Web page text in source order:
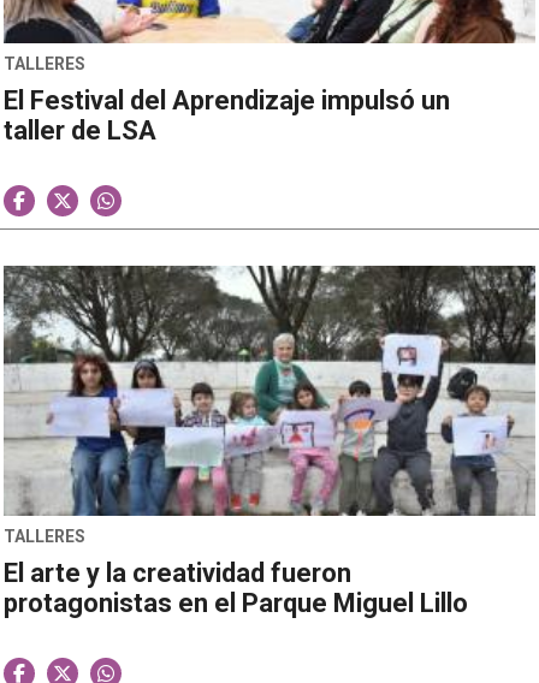
TALLERES
El Festival del Aprendizaje impulsó un
taller de LSA
TALLERES
El arte y la creatividad fueron
protagonistas en el Parque Miguel Lillo